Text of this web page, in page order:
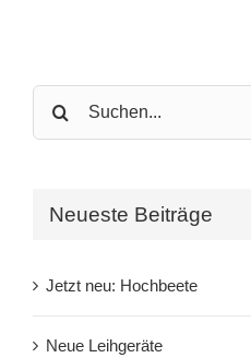
Search
for:
Neueste Beiträge
Jetzt neu: Hochbeete
Neue Leihgeräte